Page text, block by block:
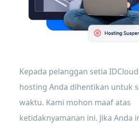
Kepada pelanggan setia
hosting Anda dihentikan untuk
waktu. Kami mohon maaf atas
ketidaknyamanan ini. Jika Anda